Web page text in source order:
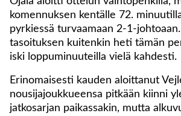
komennuksen kentälle 72.
pyrkiessä turvaamaan 2-1-
tasoituksen kuitenkin heti tämän
iski loppuminuuteilla vielä kahdesti.
Erinomaisesti kauden aloittanut
nousijajoukkueensa pitkään kiinni
jatkosarjan paikassakin, mutta